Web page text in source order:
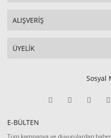
ALIŞVERİŞ
ÜYELİK
Sosyal
E-BÜLTEN
Tüm kampanya ve duyurulardan